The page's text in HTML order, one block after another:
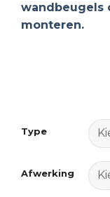
wandbeugels
monteren.
Type
Afwerking